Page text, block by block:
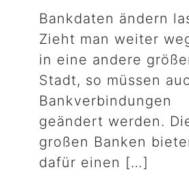
Bankdaten ändern
Zieht man weiter
in eine andere
Stadt, so müssen
Bankverbindungen
geändert werden.
großen Banken
dafür einen […]